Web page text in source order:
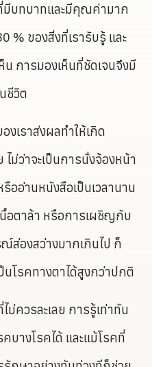
มีบทบาทและมีคุณค่ามาก
% ของสิ่งที่เรารับรู้ และ
น การมองเห็นที่ชัดเจนจึงมี
ชีวิต
งเราส่งผลทำให้เกิด
ม่ว่าจะเป็นการนั่งจ้องหน้า
ออ่านหนังสือเป็นเวลานาน
อตาล้า หรือการเผชิญกับ
ส่องสว่างมากเกินไป ก็
นโรคทางตาได้สูงกว่าปกติ
ม่ควรละเลย การรู้เท่าทัน
บางโรคได้ และแม้โรคที่